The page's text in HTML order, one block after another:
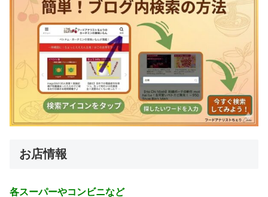
お店情報
各スーパーやコンビニなど